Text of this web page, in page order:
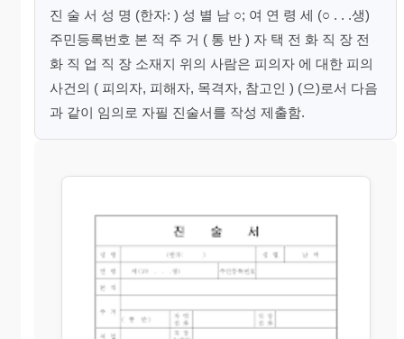
진 술 서 성 명 (한자: ) 성 별 남 ○; 여 연 령 세 (○ . . .생)
주민등록번호 본 적 주 거 ( 통 반 ) 자 택 전 화 직 장 전
화 직 업 직 장 소재지 위의 사람은 피의자 에 대한 피의
사건의 ( 피의자, 피해자, 목격자, 참고인 ) (으)로서 다음
과 같이 임의로 자필 진술서를 작성 제출함.